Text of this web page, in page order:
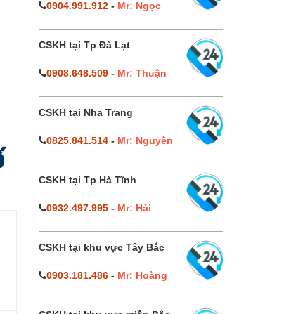
0904.991.912- Mr: Ngọc
CSKH tại Tp Đà Lạt
0908.648.509- Mr: Thuận
CSKH tại Nha Trang
0825.841.514- Mr: Nguyên
CSKH tại Tp Hà Tĩnh
0932.497.995- Mr: Hải
CSKH tại khu vực Tây Bắc
0903.181.486- Mr: Hoàng